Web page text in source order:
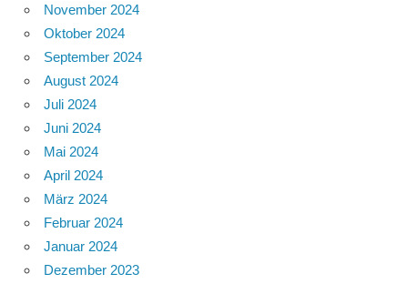
November 2024
Oktober 2024
September 2024
August 2024
Juli 2024
Juni 2024
Mai 2024
April 2024
März 2024
Februar 2024
Januar 2024
Dezember 2023